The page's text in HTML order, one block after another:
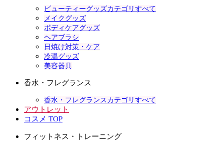
ビューティーグッズカテゴリすべて
メイクグッズ
ボディケアグッズ
ヘアブラシ
日焼け対策・ケア
冷温グッズ
美容器具
香水・フレグランス
香水・フレグランスカテゴリすべて
アウトレット
コスメ TOP
フィットネス・トレーニング